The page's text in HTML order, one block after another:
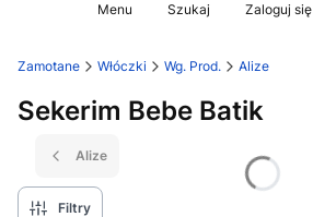
Menu Szukaj Zaloguj się
Zamotane Włóczki Wg. Prod. Alize
Sekerim Bebe Batik
Alize
Filtry